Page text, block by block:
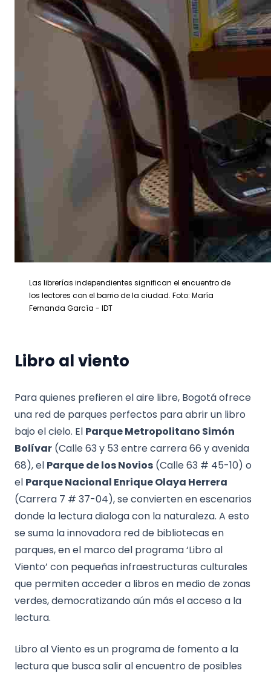
Las librerías independientes significan el encuentro de
los lectores con el barrio de la ciudad. Foto: María
Fernanda García - IDT
Libro al viento
Para quienes prefieren el aire libre, Bogotá ofrece
una red de parques perfectos para abrir un libro
bajo el cielo. El Parque Metropolitano Simón
Bolívar (Calle 63 y 53 entre carrera 66 y avenida
68), el Parque de los Novios (Calle 63 # 45-10) o
el Parque Nacional Enrique Olaya Herrera
(Carrera 7 # 37-04), se convierten en escenarios
donde la lectura dialoga con la naturaleza. A esto
se suma la innovadora red de bibliotecas en
parques, en el marco del programa ‘Libro al
Viento’ con pequeñas infraestructuras culturales
que permiten acceder a libros en medio de zonas
verdes, democratizando aún más el acceso a la
lectura.
Libro al Viento es un programa de fomento a la
lectura que busca salir al encuentro de posibles